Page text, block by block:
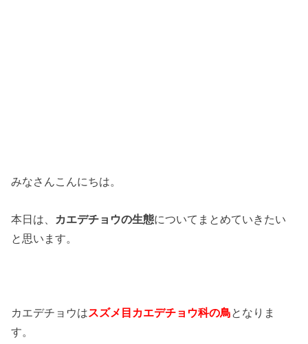
みなさんこんにちは。
本日は、 カエデチョウの生態についてまとめていきたい
と思います。
カエデチョウはスズメ目カエデチョウ科の鳥となりま
す。